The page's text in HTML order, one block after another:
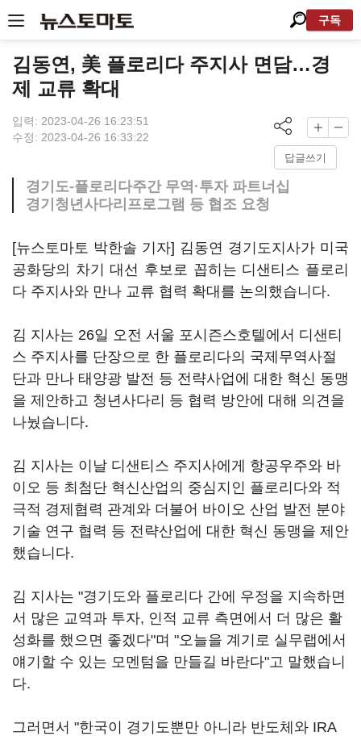
구독
김동연, 美 플로리다 주지사 면담…경
제 교류 확대
입력: 2023-04-26 16:23:51
수정: 2023-04-26 16:33:22
답글쓰기
경기도-플로리다주간 무역·투자 파트너십
경기청년사다리프로그램 등 협조 요청
[뉴스토마토 박한솔 기자] 김동연 경기도지사가 미국
공화당의 차기 대선 후보로 꼽히는 디샌티스 플로리
다 주지사와 만나 교류 협력 확대를 논의했습니다.
김 지사는 26일 오전 서울 포시즌스호텔에서 디샌티
스 주지사를 단장으로 한 플로리다의 국제무역사절
단과 만나 태양광 발전 등 전략사업에 대한 혁신 동맹
을 제안하고 청년사다리 등 협력 방안에 대해 의견을
나눴습니다.
김 지사는 이날 디샌티스 주지사에게 항공우주와 바
이오 등 최첨단 혁신산업의 중심지인 플로리다와 적
극적 경제협력 관계와 더불어 바이오 산업 발전 분야
기술 연구 협력 등 전략산업에 대한 혁신 동맹을 제안
했습니다.
김 지사는 "경기도와 플로리다 간에 우정을 지속하면
서 많은 교역과 투자, 인적 교류 측면에서 더 많은 활
성화를 했으면 좋겠다"며 "오늘을 계기로 실무랩에서
얘기할 수 있는 모멘텀을 만들길 바란다"고 말했습니
다.
그러면서 "한국이 경기도뿐만 아니라 반도체와 IRA